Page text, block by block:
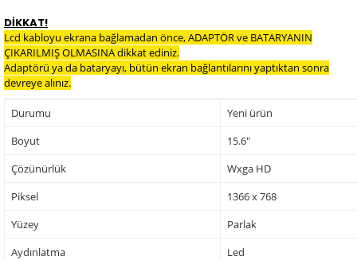
DİKKAT!
Lcd kabloyu ekrana bağlamadan önce, ADAPTÖR ve BATARYANIN
ÇIKARILMIŞ OLMASINA dikkat ediniz.
Adaptörü ya da bataryayı, bütün ekran bağlantılarını yaptıktan sonra
devreye alınız.
Durumu
Yeni ürün
Boyut
15.6"
Çözünürlük
Wxga HD
Piksel
1366 x 768
Yüzey
Parlak
Aydınlatma
Led